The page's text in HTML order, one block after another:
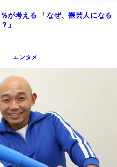
が考える 「なぜ、裸芸人になる
」
エンタメ